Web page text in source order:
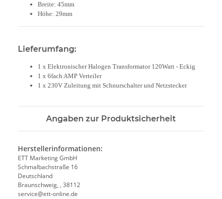
Breite: 45mm
Höhe: 29mm
Lieferumfang:
1 x Elektronischer Halogen Transformator 120Watt - Eckig
1 x 6fach AMP Verteiler
1 x 230V Zuleitung mit Schnurschalter und Netzstecker
Angaben zur Produktsicherheit
Herstellerinformationen:
ETT Marketing GmbH
Schmalbachstraße 16
Deutschland
Braunschweig, , 38112
service@ett-online.de